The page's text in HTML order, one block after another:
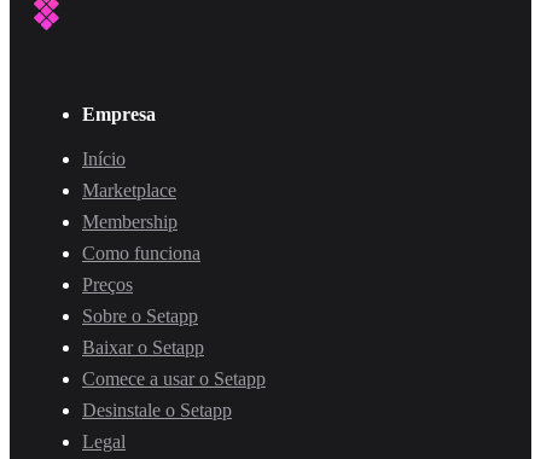
Empresa
Início
Marketplace
Membership
Como funciona
Preços
Sobre o Setapp
Baixar o Setapp
Comece a usar o Setapp
Desinstale o Setapp
Legal